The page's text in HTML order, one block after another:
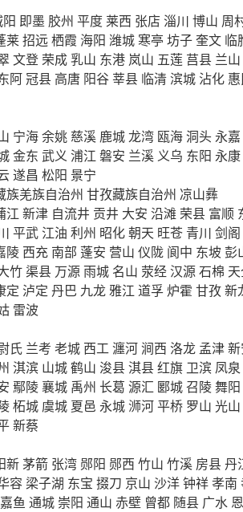
即墨 胶州 平度 莱西 张店 淄川 博山 周
莱招远 栖霞 海阳 潍城 寒亭 坊子奎文 临
文登 荣成乳山 东港 岚山 五莲 莒县 兰山
阿冠县 高唐 阳谷莘县 临清滨城 沾化
宁海余姚 慈溪 鹿城龙湾 瓯海洞头 永嘉
金东 武义 浦江 磐安 兰溪 义乌 东阳 永康
遂昌 松阳 景宁
族羌族自治州 甘孜藏族自治州 凉山彝
江 新津 自流井 贡井 大安 沿滩 荣县 富顺
平武 江油 利州 昭化朝天 旺苍 青川 剑阁
陵 西充 南部 蓬安 营山 仪陇 阆中 东坡彭
竹 渠县 万源雨城 名山 荥经汉源石棉
定 泸定 丹巴 九龙雅江 道孚炉霍 甘孜新
雷波
氏 兰考 老城 西工瀍河涧西 洛龙 孟津
淇滨 山城鹤山 浚县淇县红旗 卫滨 凤泉
鄢陵襄城 禹州 长葛 源汇 郾城召陵舞阳
柘城 虞城 夏邑 永城浉河平桥 罗山 光山
新蔡
新茅箭 张湾 郧阳 郧西 竹山 竹溪 房县丹
容 梁子湖 东宝 掇刀 京山 沙洋钟祥孝南
嘉鱼 通城 崇阳 通山 赤壁 曾都 随县 广水